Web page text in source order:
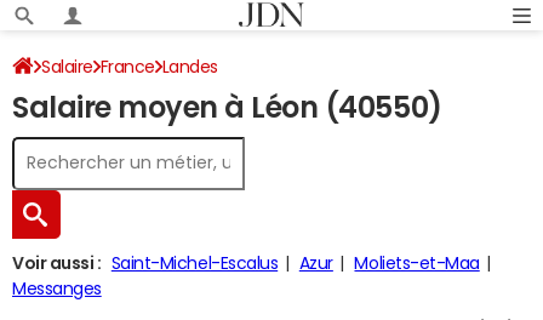
Salaire France Landes
Salaire moyen à Léon (40550)
Voir aussi : Saint-Michel-Escalus Azur
Moliets-et-Maa
Messanges